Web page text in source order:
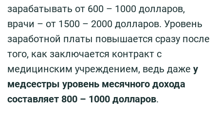
зарабатывать от 600 – 1000 долларов,
врачи – от 1500 – 2000 долларов. Уровень
заработной платы повышается сразу после
того, как заключается контракт с
медицинским учреждением, ведь даже у
медсестры уровень месячного дохода
составляет 800 – 1000 долларов.